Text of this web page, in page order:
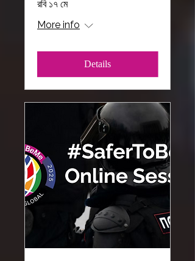
রবি ১৭ মে
More info
Details